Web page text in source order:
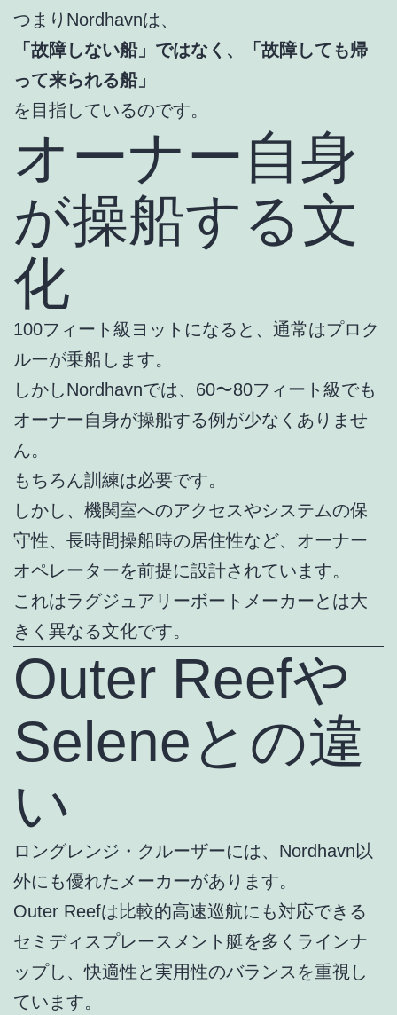
つまりNordhavnは、
「故障しない船」ではなく、「故障しても帰
って来られる船」
を目指しているのです。
オーナー自身
が操船する文
化
100フィート級ヨットになると、通常はプロク
ルーが乗船します。
しかしNordhavnでは、60〜80フィート級でも
オーナー自身が操船する例が少なくありませ
ん。
もちろん訓練は必要です。
しかし、機関室へのアクセスやシステムの保
守性、長時間操船時の居住性など、オーナー
オペレーターを前提に設計されています。
これはラグジュアリーボートメーカーとは大
きく異なる文化です。
Outer Reefや
Seleneとの違
い
ロングレンジ・クルーザーには、Nordhavn以
外にも優れたメーカーがあります。
Outer Reefは比較的高速巡航にも対応できる
セミディスプレースメント艇を多くラインナ
ップし、快適性と実用性のバランスを重視し
ています。